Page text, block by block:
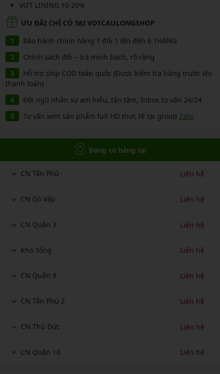
VỢT LINING 10-20%
ƯU ĐÃI CHỈ CÓ TẠI VOTCAULONGSHOP
Bảo hành chính hãng 1 đổi 1 lên đến 6 THÁNG
Chính sách đổi – trả minh bạch, rõ ràng
Hỗ trợ ship COD toàn quốc (Được kiểm tra hàng trước khi
thanh toán)
Đội ngũ nhân sự am hiểu, tận tâm, Inbox tư vấn 24/24
Tư vấn xem sản phẩm full HD thực tế tại group Zalo
Đang có hàng tại
CN Tân Phú Liên hệ
CN Gò Vấp Liên hệ
CN Quận 3 Liên hệ
Kho Tổng Liên hệ
CN Quận 9 Liên hệ
CN Tân Phú 2 Liên hệ
CN Thủ Đức Liên hệ
CN Quận 10 Liên hệ